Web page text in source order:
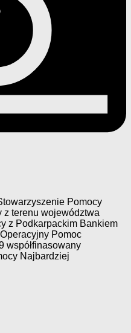
Pomocy
z terenu województwa
z Podkarpackim Bankiem
Pomoc
współfinasowany
Najbardziej